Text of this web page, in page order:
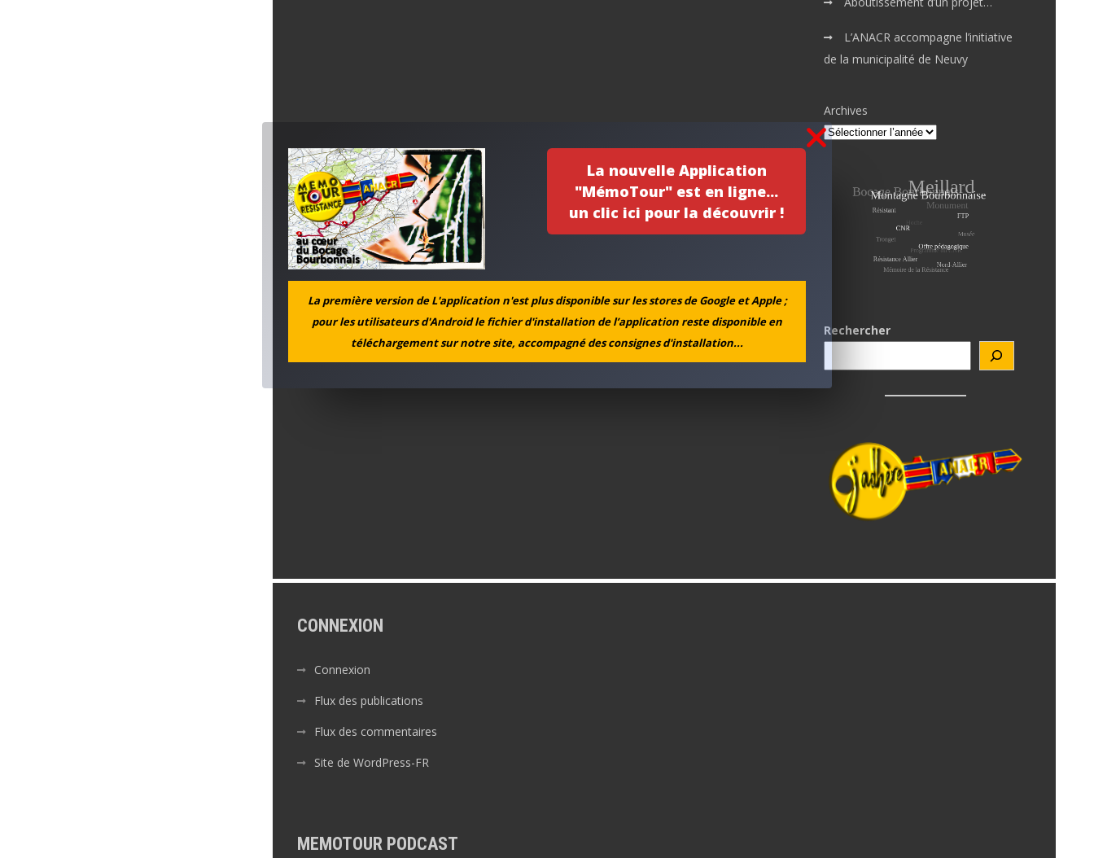
La nouvelle Application
"MémoTour" est en ligne...
un clic ici pour la découvrir !
La première version de L'application n'est plus disponible sur les stores de Google et Apple ;
pour les utilisateurs d'Android le fichier d'installation de l’application reste disponible en
téléchargement sur notre site, accompagné des consignes d'installation...
L’ANACR accompagne l’initiative
de la municipalité de Neuvy
Archives
Rechercher
CONNEXION
Connexion
Flux des publications
Flux des commentaires
Site de WordPress-FR
MEMOTOUR PODCAST